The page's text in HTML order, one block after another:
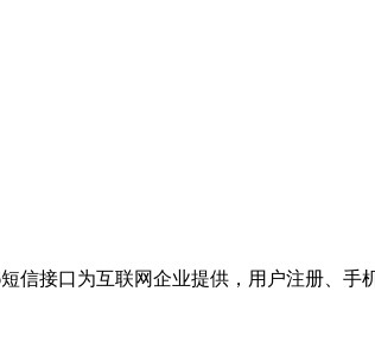
信接口为互联网企业提供，用户注册、